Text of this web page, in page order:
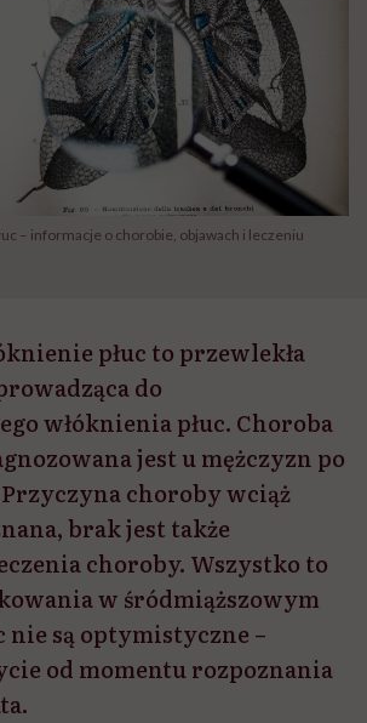
– informacje o chorobie, objawach i leczeniu
płuc to przewlekła
do
włóknienia płuc. Choroba
jest u mężczyzn po
choroby wciąż
brak jest także
choroby. Wszystko to
w śródmiąższowym
nie są optymistyczne –
od momentu rozpoznania